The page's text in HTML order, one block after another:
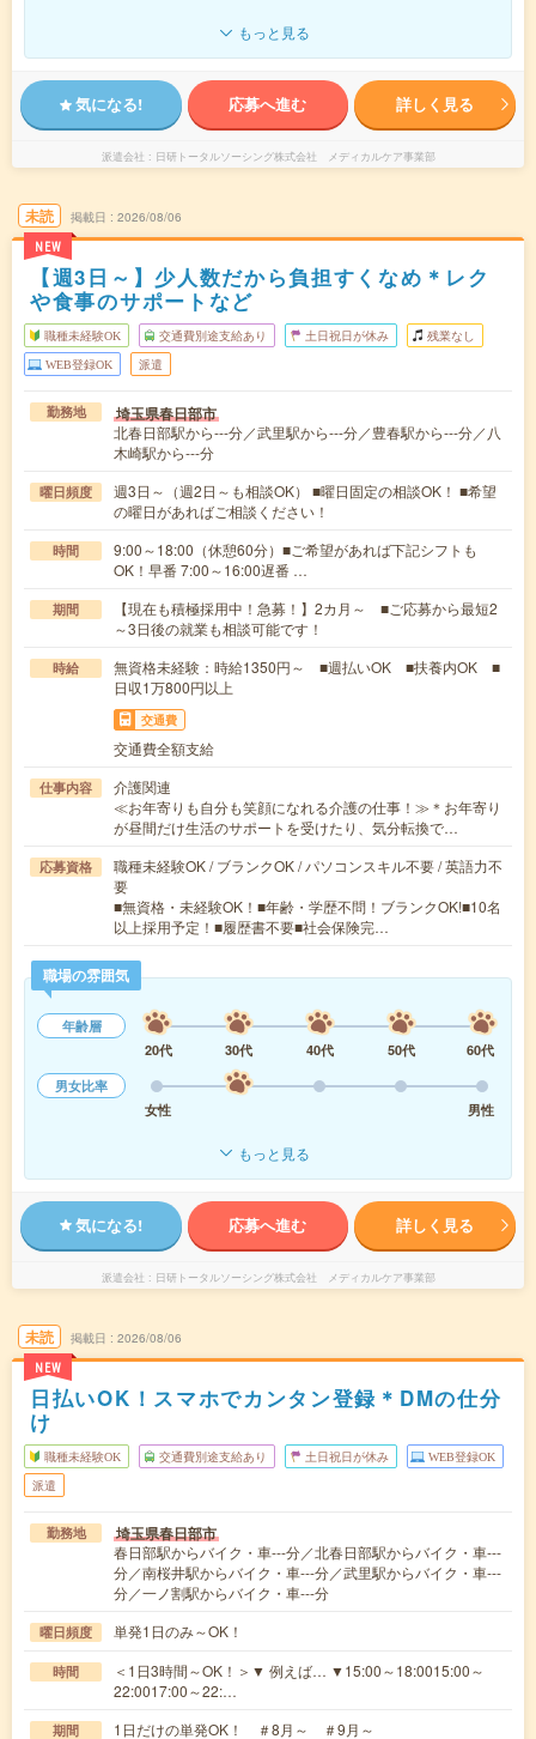
もっと見る
気になる! 応募へ進む 詳しく見る
派遣会社 日研トータルソーシング株式会社 メディカルケア事業部
未読
NEW
掲載日 2026/08/06
【週3日～】少人数だから負担すくなめ＊レク
や食事のサポートなど
職種未経験OK 交通費別途支給あり 土日祝日が休み 残業なし
WEB登録OK 派遣
勤務地 埼玉県春日部市
北春日部駅から---分／武里駅から---分／豊春駅から---分／八
木崎駅から---分
曜日頻度
週3日～（週2日～も相談OK） ■曜日固定の相談OK！ ■希望
の曜日があればご相談ください！
時間
9:00～18:00（休憩60分）■ご希望があれば下記シフトも
OK！早番 7:00～16:00遅番 …
期間
【現在も積極採用中！急募！】2カ月～ ■ご応募から最短2
～3日後の就業も相談可能です！
時給
無資格未経験：時給1350円～ ■週払いOK ■扶養内OK ■
日収1万800円以上
交通費
交通費全額支給
仕事内容
介護関連
≪お年寄りも自分も笑顔になれる介護の仕事！≫＊お年寄り
が昼間だけ生活のサポートを受けたり、気分転換で…
応募資格
職種未経験OK / ブランクOK / パソコンスキル不要 / 英語力不
要
■無資格・未経験OK！■年齢・学歴不問！ブランクOK!■10名
以上採用予定！■履歴書不要■社会保険完…
職場の雰囲気
年齢層
20代
30代 40代 50代
60代
男女比率
女性
男性
もっと見る
気になる! 応募へ進む 詳しく見る
派遣会社 日研トータルソーシング株式会社 メディカルケア事業部
未読
NEW
掲載日 2026/08/06
日払いOK！スマホでカンタン登録＊DMの仕分
け
職種未経験OK 交通費別途支給あり 土日祝日が休み WEB登録OK
派遣
勤務地 埼玉県春日部市
春日部駅からバイク・車---分／北春日部駅からバイク・車---
分／南桜井駅からバイク・車---分／武里駅からバイク・車---
分／一ノ割駅からバイク・車---分
曜日頻度 単発1日のみ～OK！
時間
＜1日3時間～OK！＞▼ 例えば… ▼15:00～18:0015:00～
22:0017:00～22:…
期間 1日だけの単発OK！ ＃8月～ ＃9月～